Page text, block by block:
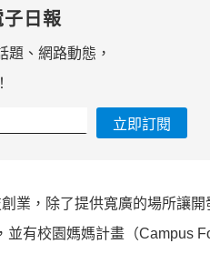
日報
題、網路動態，
立即訂閱
業，除了提供寬廣的場所讓開
並有校園媽媽計畫（Campus